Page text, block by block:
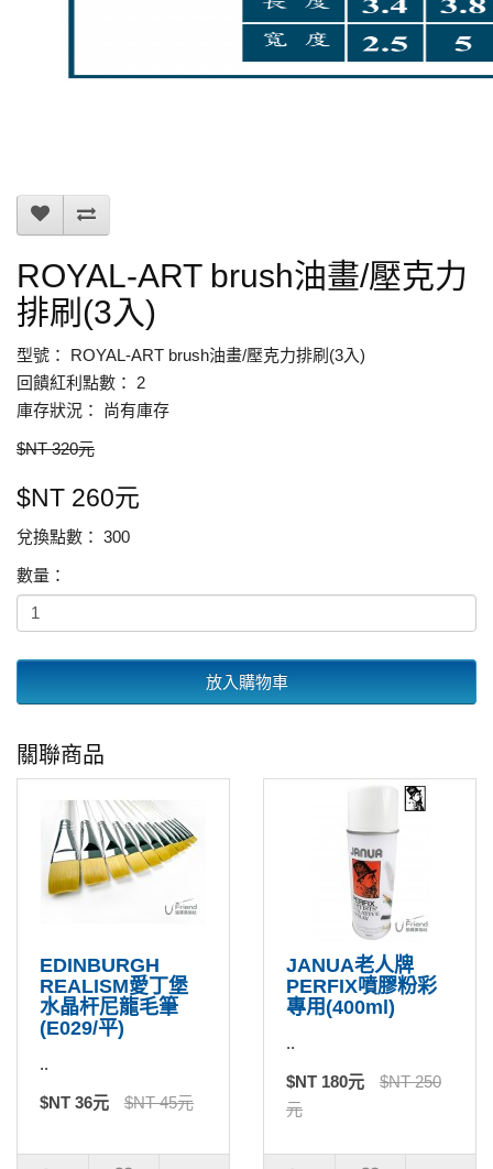
ROYAL-ART brush油畫/壓克力
排刷(3入)
型號： ROYAL-ART brush油畫/壓克力排刷(3入)
回饋紅利點數： 2
庫存狀況： 尚有庫存
$NT 320元
$NT 260元
兌換點數： 300
數量：
放入購物車
關聯商品
EDINBURGH
REALISM愛丁堡
水晶杆尼龍毛筆
(E029/平)
..
$NT 36元 $NT 45元
JANUA老人牌
PERFIX噴膠粉彩
專用(400ml)
..
$NT 180元
$NT 250
元